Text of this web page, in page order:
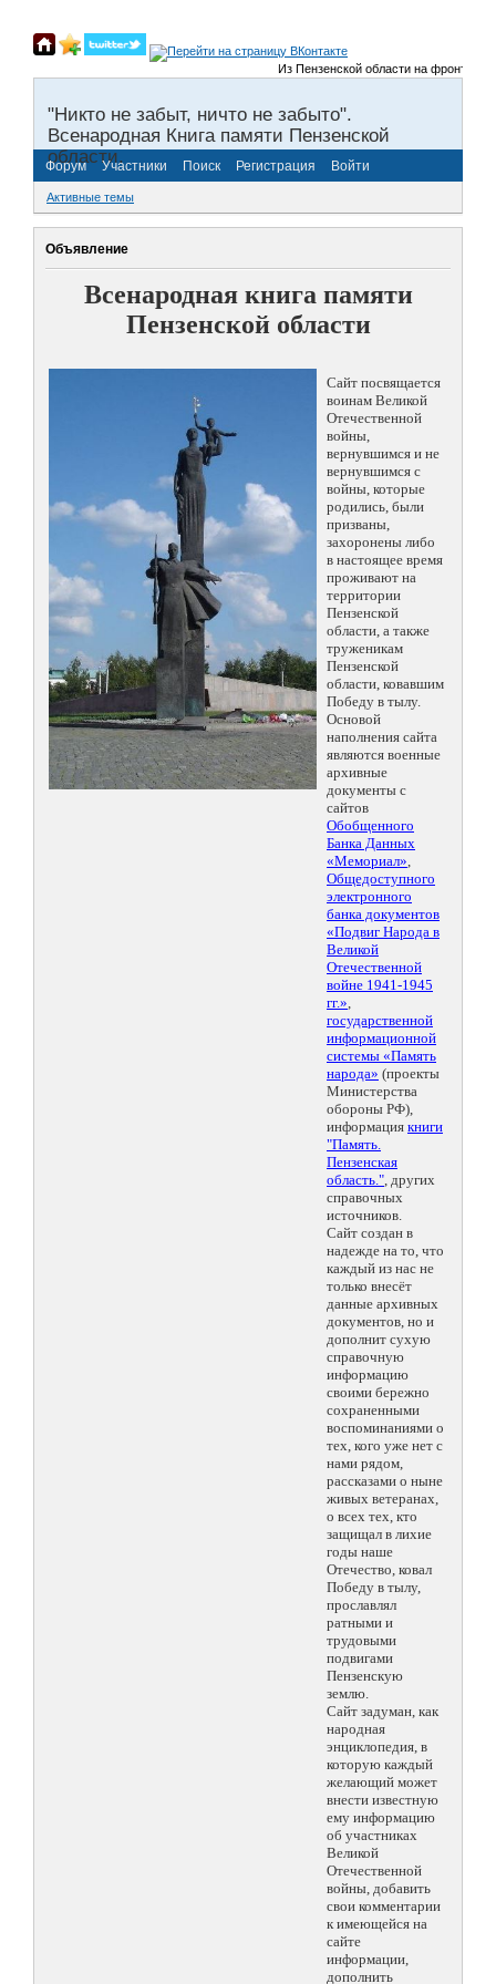
Из Пензенской области на фронты
"Никто не забыт, ничто не забыто".
Всенародная Книга памяти Пензенской
области.
Форум Участники Поиск Регистрация Войти
Активные темы
Объявление
Всенародная книга памяти
Пензенской области
Сайт посвящается
воинам Великой
Отечественной
войны,
вернувшимся и не
вернувшимся с
войны, которые
родились, были
призваны,
захоронены либо
в настоящее время
проживают на
территории
Пензенской
области, а также
труженикам
Пензенской
области, ковавшим
Победу в тылу.
Основой
наполнения сайта
являются военные
архивные
документы с
сайтов
Обобщенного
Банка Данных
«Мемориал»,
Общедоступного
электронного
банка документов
«Подвиг Народа в
Великой
Отечественной
войне 1941-1945
гг.»,
государственной
информационной
системы «Память
народа» (проекты
Министерства
обороны РФ),
информация книги
"Память.
Пензенская
область.", других
справочных
источников.
Сайт создан в
надежде на то, что
каждый из нас не
только внесёт
данные архивных
документов, но и
дополнит сухую
справочную
информацию
своими бережно
сохраненными
воспоминаниями о
тех, кого уже нет с
нами рядом,
рассказами о ныне
живых ветеранах,
о всех тех, кто
защищал в лихие
годы наше
Отечество, ковал
Победу в тылу,
прославлял
ратными и
трудовыми
подвигами
Пензенскую
землю.
Сайт задуман, как
народная
энциклопедия, в
которую каждый
желающий может
внести известную
ему информацию
об участниках
Великой
Отечественной
войны, добавить
свои комментарии
к имеющейся на
сайте
информации,
дополнить